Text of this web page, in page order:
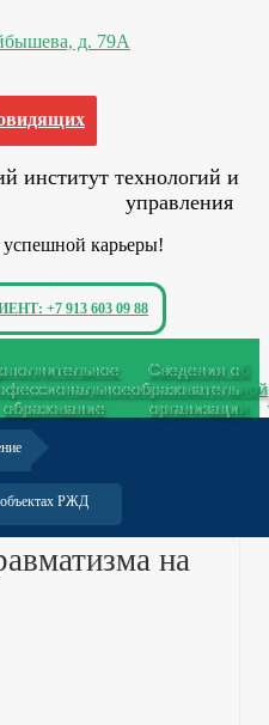
д. 79А
институт технологий и
управления
карьеры!
+7 913 603 09 88
образование
Сведения об
образовательной
организации
объектах РЖД
на